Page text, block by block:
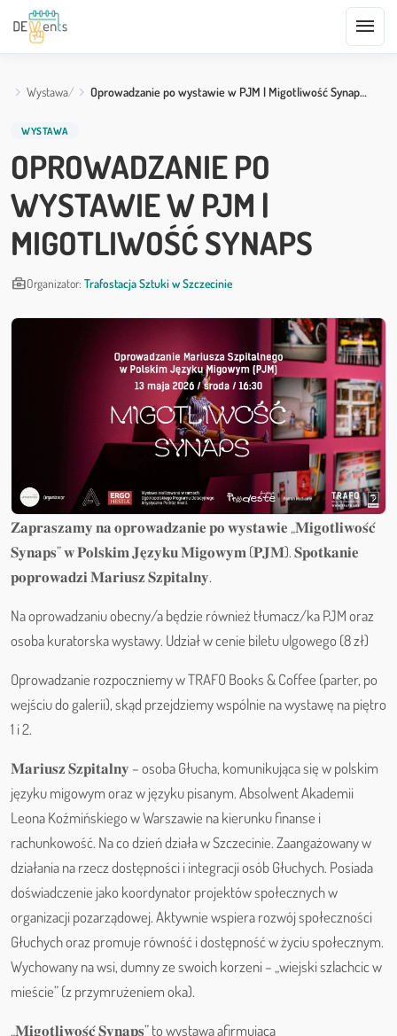
menu
Wystawa Oprowadzanie po wystawie w PJM | Migotliwość Synap…
WYSTAWA
OPROWADZANIE PO
WYSTAWIE W PJM |
MIGOTLIWOŚĆ SYNAPS
business_centerOrganizator: Trafostacja Sztuki w Szczecinie
𝐙𝐚𝐩𝐫𝐚𝐬𝐳𝐚𝐦𝐲 𝐧𝐚 𝐨𝐩𝐫𝐨𝐰𝐚𝐝𝐳𝐚𝐧𝐢𝐞 𝐩𝐨 𝐰𝐲𝐬𝐭𝐚𝐰𝐢𝐞 „𝐌𝐢𝐠𝐨𝐭𝐥𝐢𝐰𝐨𝐬́𝐜́
𝐒𝐲𝐧𝐚𝐩𝐬” 𝐰 𝐏𝐨𝐥𝐬𝐤𝐢𝐦 𝐉𝐞̨𝐳𝐲𝐤𝐮 𝐌𝐢𝐠𝐨𝐰𝐲𝐦 (𝐏𝐉𝐌). 𝐒𝐩𝐨𝐭𝐤𝐚𝐧𝐢𝐞
𝐩𝐨𝐩𝐫𝐨𝐰𝐚𝐝𝐳𝐢 𝐌𝐚𝐫𝐢𝐮𝐬𝐳 𝐒𝐳𝐩𝐢𝐭𝐚𝐥𝐧𝐲.
Na oprowadzaniu obecny/a będzie również tłumacz/ka PJM oraz
osoba kuratorska wystawy. Udział w cenie biletu ulgowego (8 zł)
Oprowadzanie rozpoczniemy w TRAFO Books & Coffee (parter, po
wejściu do galerii), skąd przejdziemy wspólnie na wystawę na piętro
1 i 2.
𝐌𝐚𝐫𝐢𝐮𝐬𝐳 𝐒𝐳𝐩𝐢𝐭𝐚𝐥𝐧𝐲 – osoba Głucha, komunikująca się w polskim
języku migowym oraz w języku pisanym. Absolwent Akademii
Leona Koźmińskiego w Warszawie na kierunku finanse i
rachunkowość. Na co dzień działa w Szczecinie. Zaangażowany w
działania na rzecz dostępności i integracji osób Głuchych. Posiada
doświadczenie jako koordynator projektów społecznych w
organizacji pozarządowej. Aktywnie wspiera rozwój społeczności
Głuchych oraz promuje równość i dostępność w życiu społecznym.
Wychowany na wsi, dumny ze swoich korzeni – „wiejski szlachcic w
mieście” (z przymrużeniem oka).
„𝐌𝐢𝐠𝐨𝐭𝐥𝐢𝐰𝐨𝐬́𝐜́ 𝐒𝐲𝐧𝐚𝐩𝐬” to wystawa afirmująca